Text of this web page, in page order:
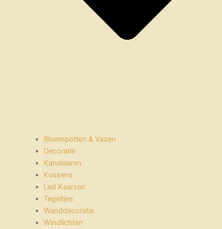
Bloempotten & Vazen
Decoratie
Kandelaren
Kussens
Led Kaarsen
Tegeltjes
Wanddecoratie
Windlichten